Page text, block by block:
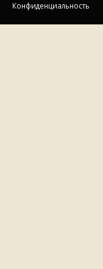
Конфиденциальность